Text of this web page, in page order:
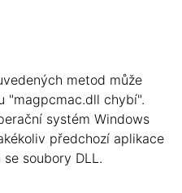
metod může
"magpcmac.dll chybí".
systém Windows
předchozí aplikace
soubory DLL.